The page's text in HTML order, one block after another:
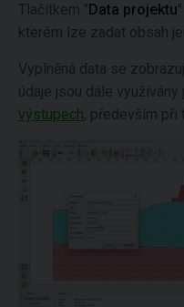
Tlačítkem "Data projektu
kterém lze zadat obsah
Vyplněná data se
údaje jsou dále využívány
výstupech, především při